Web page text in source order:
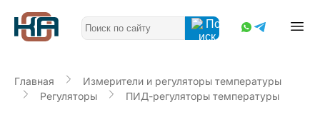
Главная
Измерители и регуляторы температуры
Регуляторы
ПИД-регуляторы температуры